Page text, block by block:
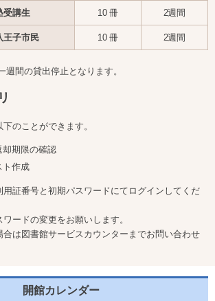
受講生 10 冊 2週間
王子市民 10 冊 2週間
間の貸出停止となります。
のことができます。
期限の確認
ト作成
証番号と初期パスワードにてログインしてくだ
ードの変更をお願いします。
は図書館サービスカウンターまでお問い合わせ
開館カレンダー